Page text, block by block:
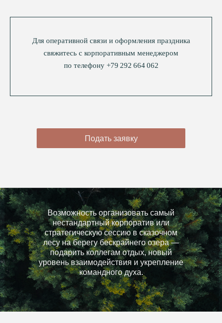
Для оперативной связи и оформления праздника
свяжитесь с корпоративным менеджером
по телефону +79 292 664 062
Подать заявку
Возможность организовать самый
нестандартный корпоратив или
стратегическую сессию в сказочном
лесу на берегу бескрайнего озера —
подарить коллегам отдых, новый
уровень взаимодействия и укрепление
командного духа.